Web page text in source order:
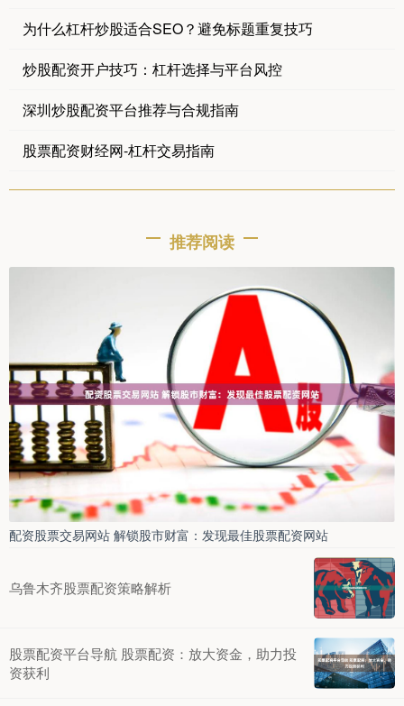
为什么杠杆炒股适合SEO？避免标题重复技巧
炒股配资开户技巧：杠杆选择与平台风控
深圳炒股配资平台推荐与合规指南
股票配资财经网-杠杆交易指南
推荐阅读
配资股票交易网站 解锁股市财富：发现最佳股票配资网站
乌鲁木齐股票配资策略解析
股票配资平台导航 股票配资：放大资金，助力投
资获利